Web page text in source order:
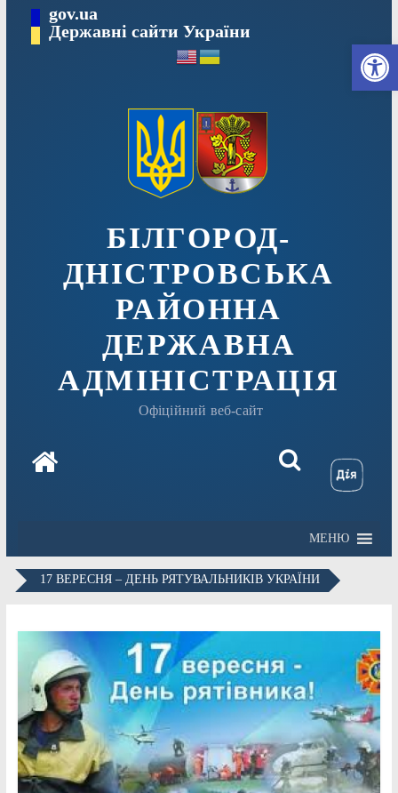
вмісту
gov.ua
Державні сайти України
БІЛГОРОД-
ДНІСТРОВСЬКА
РАЙОННА
ДЕРЖАВНА
АДМІНІСТРАЦІЯ
Офіційний веб-сайт
МЕНЮ
17 ВЕРЕСНЯ – ДЕНЬ РЯТУВАЛЬНИКІВ УКРАЇНИ